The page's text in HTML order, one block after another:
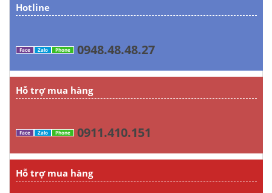
Hotline
Face Zalo Phone 0948.48.48.27
Hỗ trợ mua hàng
Face Zalo Phone 0911.410.151
Hỗ trợ mua hàng